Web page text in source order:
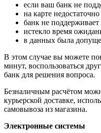
если ваш банк не
на карте
банк не поддерживает
истекло время
в данных была
В этом случае вы можете
минут, воспользоваться
банк для решения вопроса.
Безналичным расчётом
курьерской доставке,
самовывоза из магазина.
Электронные системы